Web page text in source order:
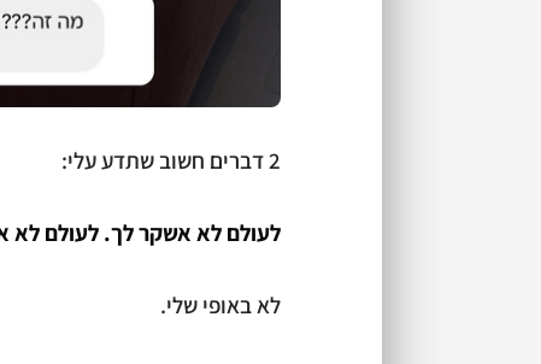
2 דברים חשוב שתדע עלי:
לעולם לא אשקר לך. לעולם לא
לא באופי שלי.